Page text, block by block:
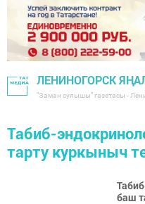
ЛЕНИНОГОРСК
"Заман сулышы" газетасы -
Табиб-
тарту куркыныч
баш